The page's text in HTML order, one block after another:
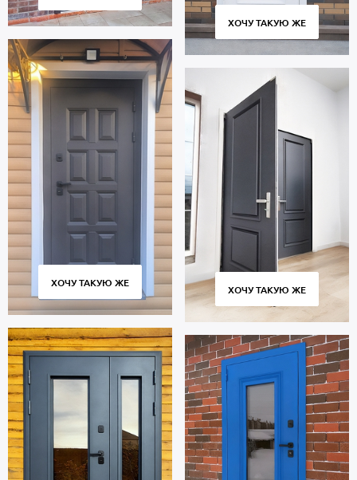
ХОЧУ ТАКУЮ ЖЕ
ХОЧУ ТАКУЮ ЖЕ
ХОЧУ ТАКУЮ ЖЕ